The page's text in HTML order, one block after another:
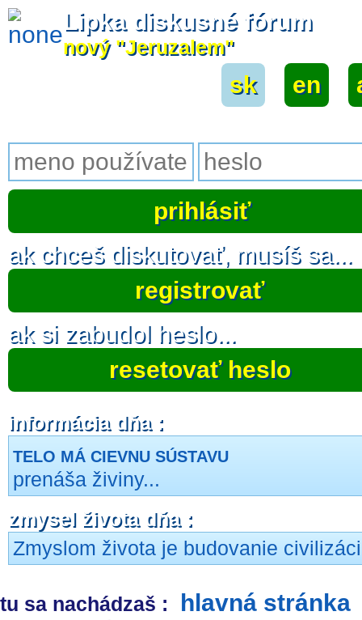
Lipka diskusné fórum
nový "Jeruzalem"
sk en
ak chceš diskutovať, musíš sa...
registrovať
ak si zabudol heslo...
resetovať heslo
informácia dňa :
TELO MÁ CIEVNU SÚSTAVU
prenáša živiny...
zmysel života dňa :
Zmyslom života je budovanie
tu sa nachádzaš : hlavná stránka